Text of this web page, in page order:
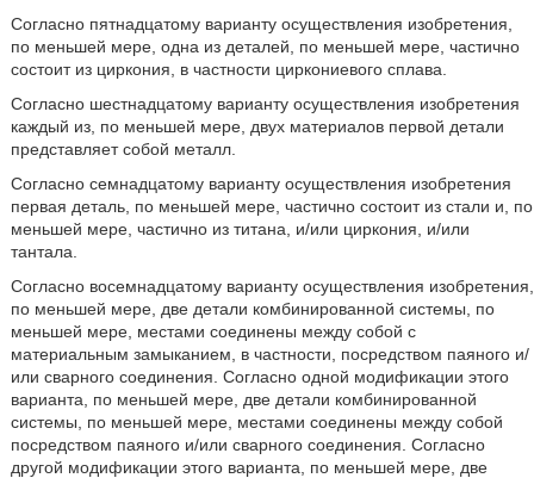
Согласно пятнадцатому варианту осуществления изобретения,
по меньшей мере, одна из деталей, по меньшей мере, частично
состоит из циркония, в частности циркониевого сплава.
Согласно шестнадцатому варианту осуществления изобретения
каждый из, по меньшей мере, двух материалов первой детали
представляет собой металл.
Согласно семнадцатому варианту осуществления изобретения
первая деталь, по меньшей мере, частично состоит из стали и, по
меньшей мере, частично из титана, и/или циркония, и/или
тантала.
Согласно восемнадцатому варианту осуществления изобретения,
по меньшей мере, две детали комбинированной системы, по
меньшей мере, местами соединены между собой с
материальным замыканием, в частности, посредством паяного и/
или сварного соединения. Согласно одной модификации этого
варианта, по меньшей мере, две детали комбинированной
системы, по меньшей мере, местами соединены между собой
посредством паяного и/или сварного соединения. Согласно
другой модификации этого варианта, по меньшей мере, две